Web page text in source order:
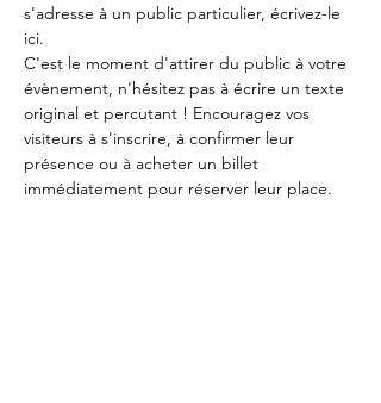
s'adresse à un public particulier, écrivez-le
ici.
C'est le moment d'attirer du public à votre
évènement, n'hésitez pas à écrire un texte
original et percutant ! Encouragez vos
visiteurs à s'inscrire, à confirmer leur
présence ou à acheter un billet
immédiatement pour réserver leur place.